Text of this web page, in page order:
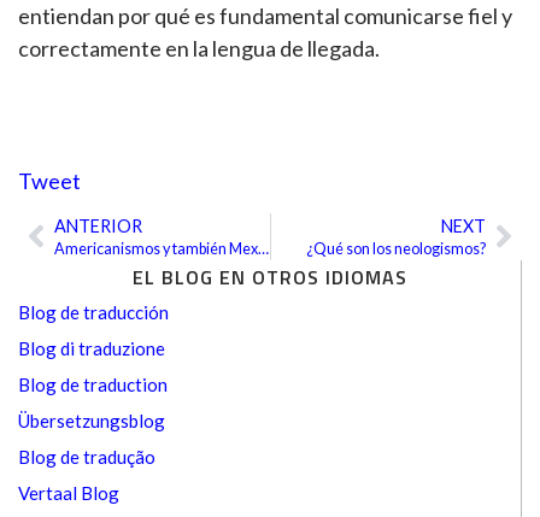
EL BLOG EN OTROS IDIOMAS
Blog de traducción
Blog di traduzione
Blog de traduction
Übersetzungsblog
Blog de tradução
Vertaal Blog
entiendan por qué es fundamental comunicarse fiel y
correctamente en la lengua de llegada.
Tweet
AntANTERIOR
Americanismos y también Mexicanismos
NEXT
¿Qué son los neologismos?